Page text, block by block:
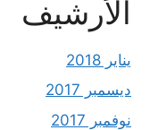
الأرشيف
يناير 2018
ديسمبر 2017
نوفمبر 2017